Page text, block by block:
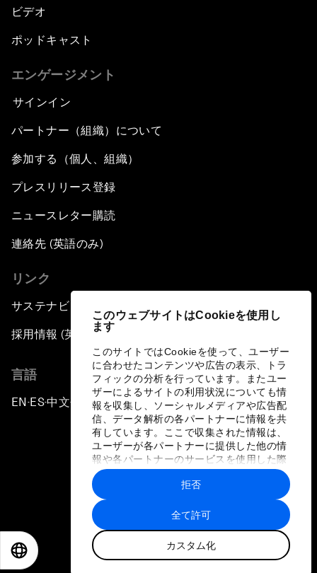
このウェブサイトはCookieを使用し
ます
このサイトではCookieを使って、ユーザー
に合わせたコンテンツや広告の表示、トラ
フィックの分析を行っています。またユー
ザーによるサイトの利用状況についても情
報を収集し、ソーシャルメディアや広告配
信、データ解析の各パートナーに情報を共
有しています。ここで収集された情報は、
ユーザーが各パートナーに提供した他の情
報や各パートナーのサービスを使用した際
に収集された情報と組み合わされ、各パー
トナーによって使用されることがありま
す。
全て許可
カスタム化
拒否
ビデオ
ポッドキャスト
エンゲージメント
サインイン
パートナー（組織）について
参加する（個人、組織）
プレスリリース登録
ニュースレター購読
連絡先 (英語のみ)
リンク
サステナビリティへの取り組み
採用情報 (英語のみ)
言語
EN ▪ES▪中文▪ 日本語
プライバシーポリシーと利用規約
サイトマップ
©
世界経済フォーラム